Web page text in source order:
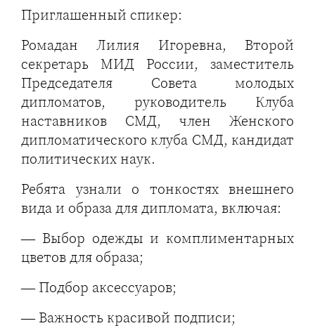
Приглашенный спикер:
Ромадан Лилия Игоревна, Второй
секретарь МИД России, заместитель
Председателя Совета молодых
дипломатов, руководитель Клуба
наставников СМД, член Женского
дипломатического клуба СМД, кандидат
политических наук.
Ребята узнали о тонкостях внешнего
вида и образа для дипломата, включая:
— Выбор одежды и комплиментарных
цветов для образа;
— Подбор аксессуаров;
— Важность красивой подписи;